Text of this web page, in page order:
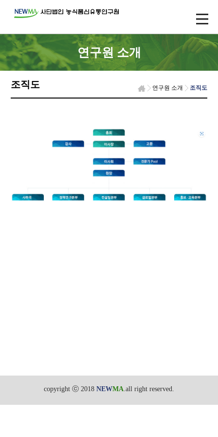
연구원 소개
조직도 연구원 소개 조직도
copyright ⓒ 2018 NEWMA.all right reserved.